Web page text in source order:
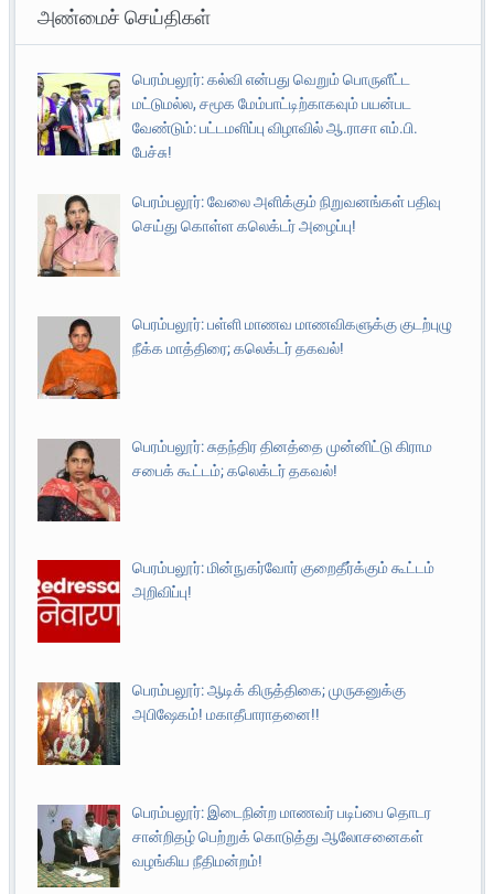
அண்மைச் செய்திகள்
பெரம்பலூர்: கல்வி என்பது வெறும் பொருளீட்ட
மட்டுமல்ல, சமூக மேம்பாட்டிற்காகவும் பயன்பட
வேண்டும்: பட்டமளிப்பு விழாவில் ஆ.ராசா எம்.பி.
பேச்சு!
பெரம்பலூர்: வேலை அளிக்கும் நிறுவனங்கள் பதிவு
செய்து கொள்ள கலெக்டர் அழைப்பு!
பெரம்பலூர்: பள்ளி மாணவ மாணவிகளுக்கு குடற்புழு
நீக்க மாத்திரை; கலெக்டர் தகவல்!
பெரம்பலூர்: சுதந்திர தினத்தை முன்னிட்டு கிராம
சபைக் கூட்டம்; கலெக்டர் தகவல்!
பெரம்பலூர்: மின்நுகர்வோர் குறைதீர்க்கும் கூட்டம்
அறிவிப்பு!
பெரம்பலூர்: ஆடிக் கிருத்திகை; முருகனுக்கு
அபிஷேகம்! மகாதீபாராதனை!!
பெரம்பலூர்: இடைநின்ற மாணவர் படிப்பை தொடர
சான்றிதழ் பெற்றுக் கொடுத்து ஆலோசனைகள்
வழங்கிய நீதிமன்றம்!